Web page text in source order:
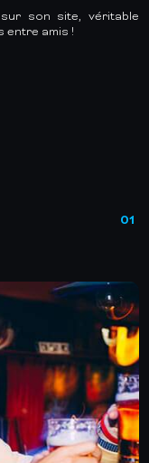
son site, véritable
entre amis !
01